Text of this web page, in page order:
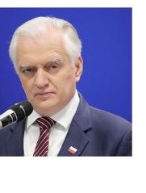
rzecznik rządu Piotr
zdecydował o
wicepremiera i
się do Andrzeja
z rządu lidera
Jarosław Gowin
praktyce oznacza